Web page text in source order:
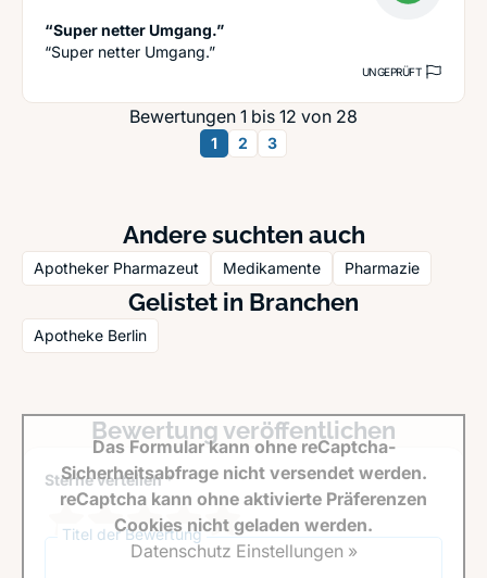
“Super netter Umgang.”
“Super netter Umgang.”
UNGEPRÜFT
Bewertungen 1 bis 12 von 28
1 2 3
Andere suchten auch
Apotheker Pharmazeut Medikamente Pharmazie
Gelistet in Branchen
Apotheke Berlin
Bewertung veröffentlichen
Sterne verteilen *
Titel der Bewertung
Das Formular kann ohne reCaptcha-
Sicherheitsabfrage nicht versendet werden.
reCaptcha kann ohne aktivierte Präferenzen
Cookies nicht geladen werden.
Datenschutz Einstellungen »